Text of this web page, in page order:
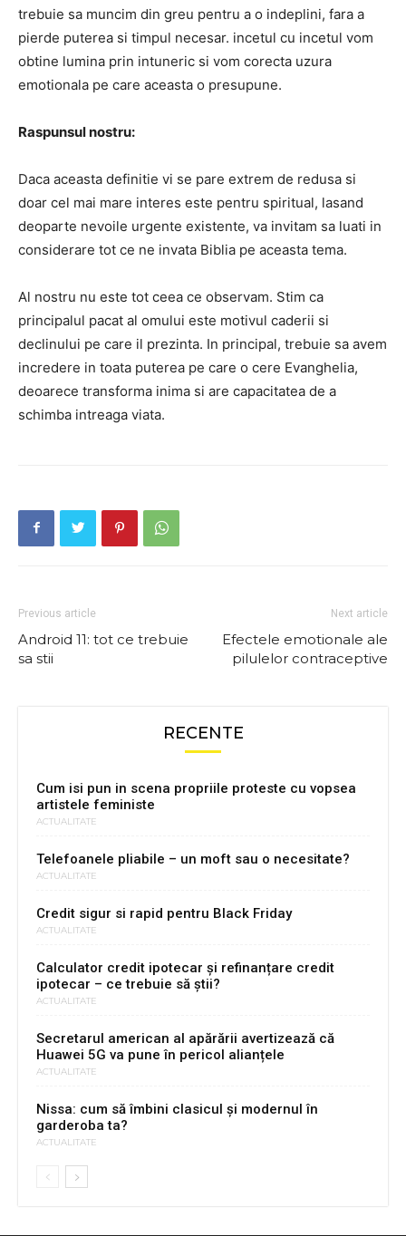
trebuie sa muncim din greu pentru a o indeplini, fara a
pierde puterea si timpul necesar. incetul cu incetul vom
obtine lumina prin intuneric si vom corecta uzura
emotionala pe care aceasta o presupune.
Raspunsul nostru:
Daca aceasta definitie vi se pare extrem de redusa si
doar cel mai mare interes este pentru spiritual, lasand
deoparte nevoile urgente existente, va invitam sa luati in
considerare tot ce ne invata Biblia pe aceasta tema.
Al nostru nu este tot ceea ce observam. Stim ca
principalul pacat al omului este motivul caderii si
declinului pe care il prezinta. In principal, trebuie sa avem
incredere in toata puterea pe care o cere Evanghelia,
deoarece transforma inima si are capacitatea de a
schimba intreaga viata.
Previous article
Android 11: tot ce trebuie
sa stii
Next article
Efectele emotionale ale
pilulelor contraceptive
RECENTE
Cum isi pun in scena propriile proteste cu vopsea
artistele feministe
ACTUALITATE
Telefoanele pliabile – un moft sau o necesitate?
ACTUALITATE
Credit sigur si rapid pentru Black Friday
ACTUALITATE
Calculator credit ipotecar și refinanțare credit
ipotecar – ce trebuie să știi?
ACTUALITATE
Secretarul american al apărării avertizează că
Huawei 5G va pune în pericol alianțele
ACTUALITATE
Nissa: cum să îmbini clasicul și modernul în
garderoba ta?
ACTUALITATE